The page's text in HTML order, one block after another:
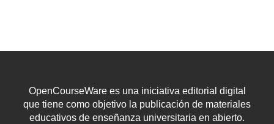
OpenCourseWare es una iniciativa editorial digital
que tiene como objetivo la publicación de materiales
educativos de enseñanza universitaria en abierto.